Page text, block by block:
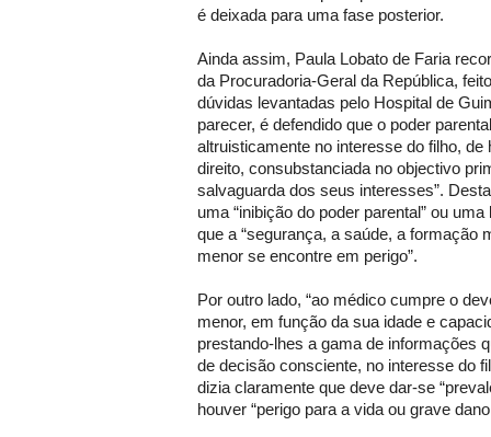
é deixada para uma fase posterior.
Ainda assim, Paula Lobato de Faria
da Procuradoria-Geral da República,
dúvidas levantadas pelo Hospital de
parecer, é defendido que o poder
altruisticamente no interesse do filho,
direito, consubstanciada no objectivo
salvaguarda dos seus interesses”.
uma “inibição do poder parental” ou
que a “segurança, a saúde, a formação
menor se encontre em perigo”.
Por outro lado, “ao médico cumpre o
menor, em função da sua idade e
prestando-lhes a gama de informações
de decisão consciente, no interesse do
dizia claramente que deve dar-se
houver “perigo para a vida ou grave